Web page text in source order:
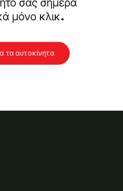
μόνο κλικ.
τα αυτοκίνητα